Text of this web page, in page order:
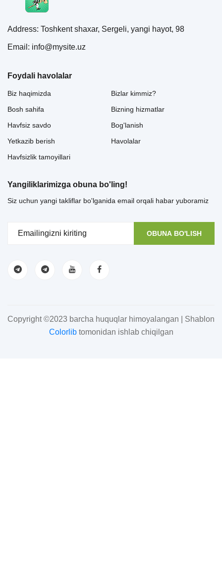
Address: Toshkent shaxar, Sergeli, yangi hayot, 98
Email: info@mysite.uz
Foydali havolalar
Biz haqimizda
Bosh sahifa
Havfsiz savdo
Yetkazib berish
Havfsizlik tamoyillari
Bizlar kimmiz?
Bizning hizmatlar
Bog'lanish
Havolalar
Yangiliklarimizga obuna bo'ling!
Siz uchun yangi takliflar bo'lganida email orqali habar yuboramiz
OBUNA BO'LISH
Copyright ©2023 barcha huquqlar himoyalangan | Shablon
Colorlibtomonidan ishlab chiqilgan